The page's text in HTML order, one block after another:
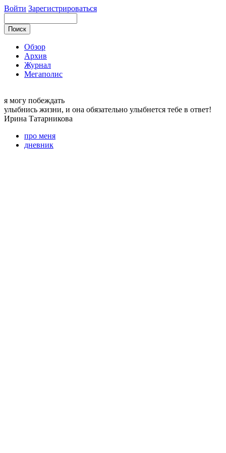
Войти Зарегистрироваться
Обзор
Архив
Журнал
Мегаполис
я могу побеждать
улыбнись жизни, и она обязательно улыбнется тебе в ответ!
Ирина Татарникова
про меня
дневник